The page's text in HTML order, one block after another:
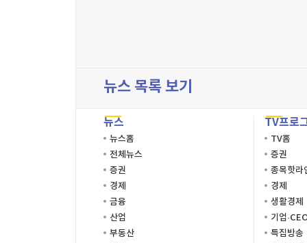
뉴스 목록 보기
뉴스
뉴스홈
전체뉴스
증권
경제
금융
산업
부동산
TV프로
TV홈
증권
종목핫라
경제
생활경제
기업
특집방송